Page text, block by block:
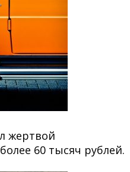
жертвой
60 тысяч рублей.